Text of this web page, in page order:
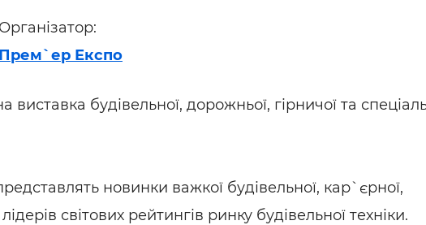
Організатор:
Прем`ер Експо
виставка будівельної, дорожньої, гірничої та
новинки важкої будівельної, кар`єрної,
світових рейтингів ринку будівельної техніки.